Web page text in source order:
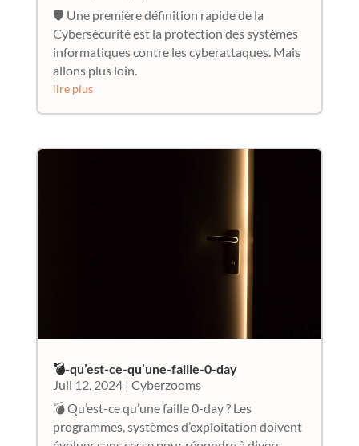
🛡️ Une première définition rapide de la
Cybersécurité est la protection des systèmes
informatiques contre les cyberattaques. Mais
allons plus loin.
lire plus
💣-qu’est-ce-qu’une-faille-0-day
Juil 12, 2024| Cyberzooms
💣 Qu’est-ce qu’une faille 0-day ? Les
programmes, systèmes d’exploitation doivent